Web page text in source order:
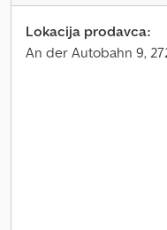
Lokacija prodavca:
An der Autobahn 9,